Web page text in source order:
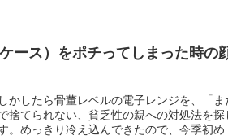
ース）をポチってしまった時の
かしたら骨董レベルの電子レンジを、「ま
てられない、貧乏性の親への対処法を探
。めっきり冷え込んできたので、今季初め